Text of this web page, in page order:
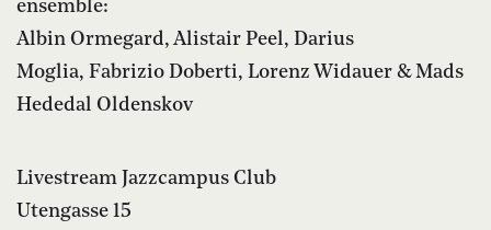
ensemble:
Albin Ormegard, Alistair Peel, Darius
Moglia, Fabrizio Doberti, Lorenz Widauer & Mads
Hededal Oldenskov
Livestream Jazzcampus Club
Utengasse 15